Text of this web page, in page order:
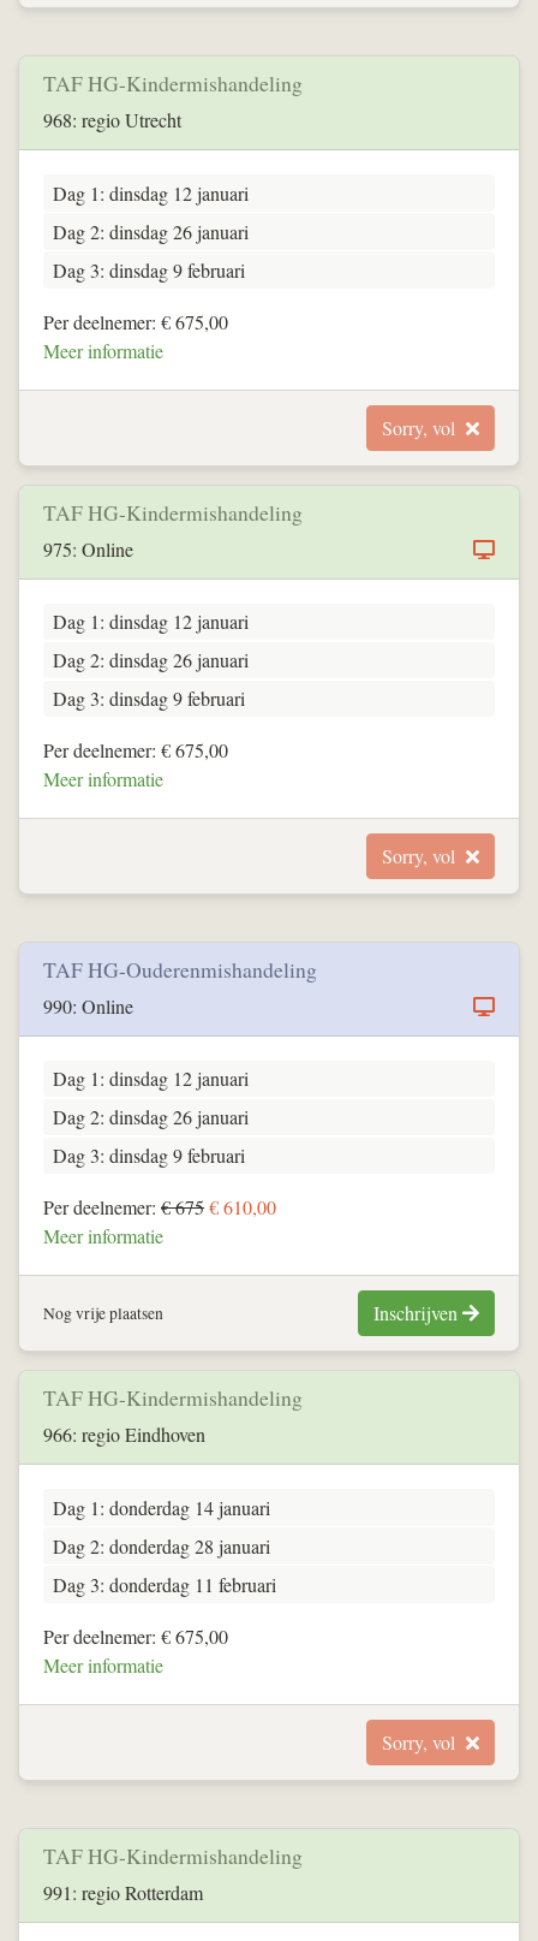
TAF HG-Kindermishandeling
968: regio Utrecht
Dag 1: dinsdag 12 januari
Dag 2: dinsdag 26 januari
Dag 3: dinsdag 9 februari
Per deelnemer: € 675,00
Meer informatie
Sorry, vol
TAF HG-Kindermishandeling
975: Online
Dag 1: dinsdag 12 januari
Dag 2: dinsdag 26 januari
Dag 3: dinsdag 9 februari
Per deelnemer: € 675,00
Meer informatie
Sorry, vol
TAF HG-Ouderenmishandeling
990: Online
Dag 1: dinsdag 12 januari
Dag 2: dinsdag 26 januari
Dag 3: dinsdag 9 februari
Per deelnemer: € 675€ 610,00
Meer informatie
Nog vrije plaatsen Inschrijven
TAF HG-Kindermishandeling
966: regio Eindhoven
Dag 1: donderdag 14 januari
Dag 2: donderdag 28 januari
Dag 3: donderdag 11 februari
Per deelnemer: € 675,00
Meer informatie
Sorry, vol
TAF HG-Kindermishandeling
991: regio Rotterdam